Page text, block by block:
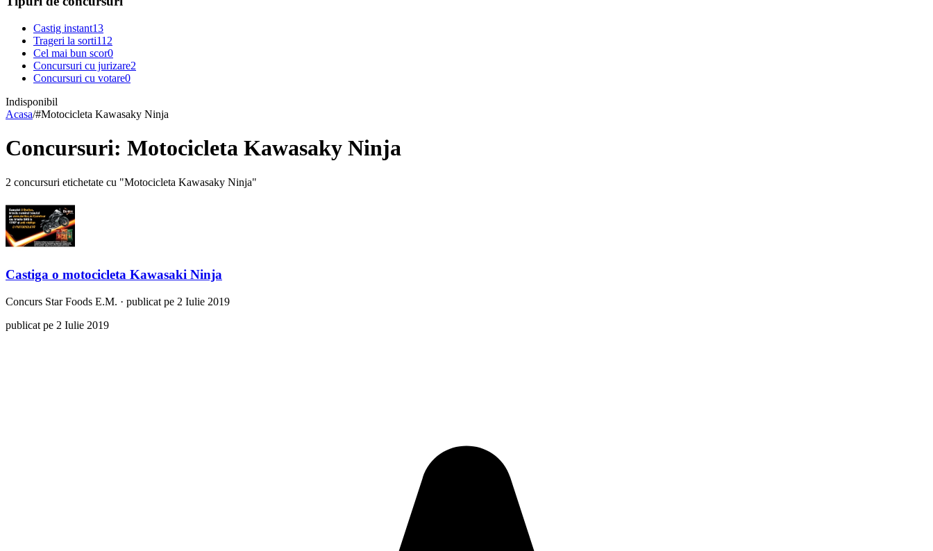
Castig instant13
Trageri la sorti112
Cel mai bun scor0
Concursuri cu jurizare2
Concursuri cu votare0
Indisponibil
Acasa/#Motocicleta Kawasaky Ninja
Concursuri: Motocicleta Kawasaky Ninja
2 concursuri etichetate cu "Motocicleta Kawasaky Ninja"
Castiga o motocicleta Kawasaki Ninja
Concurs Star Foods E.M. · publicat pe 2 Iulie 2019
publicat pe 2 Iulie 2019